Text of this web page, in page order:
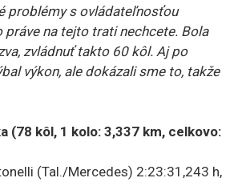
problémy s ovládateľnosťou
práve na tejto trati nechcete. Bola
zvládnuť takto 60 kôl. Aj po
výkon, ale dokázali sme to, takže
kôl, 1 kolo: 3,337 km, celkovo:
(Tal./Mercedes) 2:23:31,243 h,